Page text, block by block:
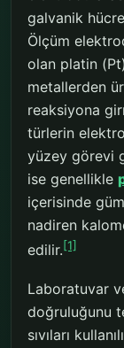
galvanik
Ölçüm
olan platin
metallerden
reaksiyona
türlerin
yüzey görevi
ise genellikle
içerisinde
nadiren
edilir.[1]
Laboratuvar
doğruluğunu
sıvıları